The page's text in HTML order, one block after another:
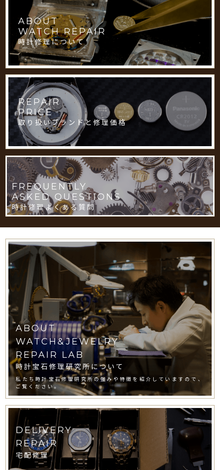
ABOUT
WATCH REPAIR
時計修理について
REPAIR
PRICE
取り扱いブランドと修理価格
FREQUENTLY
ASKED QUESTIONS
時計修理よくある質問
ABOUT
WATCH&JEWELRY
REPAIR LAB
時計宝石修理研究所について
私たち時計宝石修理研究所の強みや特徴を紹介していますので、
ご覧ください。
DELIVERY
REPAIR
宅配修理